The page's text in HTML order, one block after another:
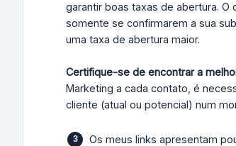
garantir boas taxas de abertura.
somente se confirmarem a sua
uma taxa de abertura maior.
Certifique-se de encontrar a
Marketing a cada contato, é
cliente (atual ou potencial) num
Os meus links apresentam